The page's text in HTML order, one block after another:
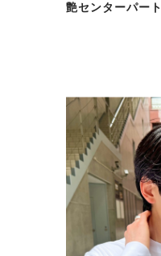
艶センターパート